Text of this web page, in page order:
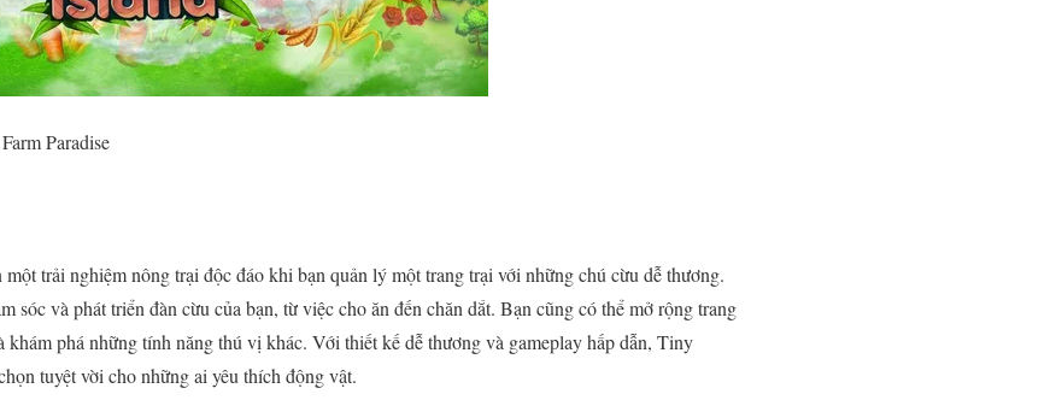
Paradise
một trải nghiệm nông trại độc đáo khi bạn quản lý một trang trại với những chú cừu dễ thương.
sóc và phát triển đàn cừu của bạn, từ việc cho ăn đến chăn dắt. Bạn cũng có thể mở rộng trang
phá những tính năng thú vị khác. Với thiết kế dễ thương và gameplay hấp dẫn, Tiny
tuyệt vời cho những ai yêu thích động vật.